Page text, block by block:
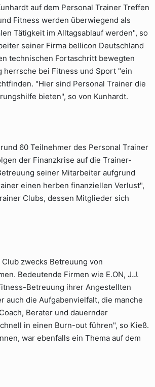
auf dem Personal Trainer Treffen
Fitness werden überwiegend als
Tätigkeit im Alltagsablauf werden", so
seiner Firma bellicon Deutschland
technischen Fortaschritt bewegten
herrsche bei Fitness und Sport "ein
"Hier sind Personal Trainer die
bieten", so von Kunhardt.
60 Teilnehmer des Personal Trainer
der Finanzkrise auf die Trainer-
seiner Mitarbeiter aufgrund
einen herben finanziellen Verlust",
Clubs, dessen Mitglieder sich
zwecks Betreuung von
Bedeutende Firmen wie E.ON, J.J.
Betreuung ihrer Angestellten
auch die Aufgabenvielfalt, die manche
Berater und dauernder
in einen Burn-out führen", so Kieß.
war ebenfalls ein Thema auf dem